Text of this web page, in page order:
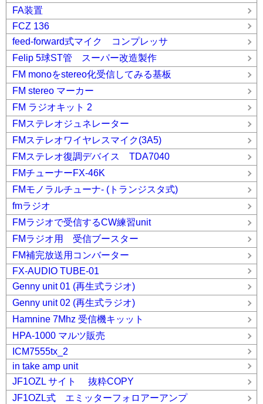
FA装置
FCZ 136
feed-forward式マイク コンプレッサ
Felip 5球ST管 スーパー改造製作
FM monoをstereo化受信してみる基板
FM stereo マーカー
FM ラジオキット 2
FMステレオジュネレーター
FMステレオワイヤレスマイク(3A5)
FMステレオ復調デバイス TDA7040
FMチューナーFX-46K
FMモノラルチューナ- (トランジスタ式)
fmラジオ
FMラジオで受信するCW練習unit
FMラジオ用 受信ブースター
FM補完放送用コンバーター
FX-AUDIO TUBE-01
Genny unit 01 (再生式ラジオ)
Genny unit 02 (再生式ラジオ)
Hamnine 7Mhz 受信機キッット
HPA-1000 マルツ販売
ICM7555tx_2
in take amp unit
JF1OZL サイト 抜粋COPY
JF1OZL式 エミッターフォロアーアンプ